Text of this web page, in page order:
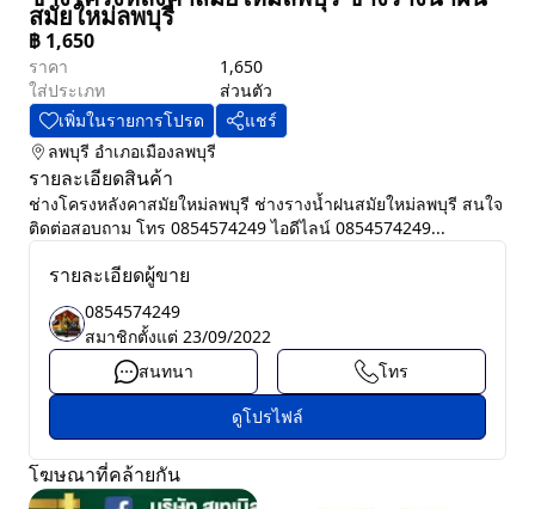
สมัยใหม่ลพบุรี
฿ 1,650
ราคา
1,650
ใส่ประเภท
ส่วนตัว
เพิ่มในรายการโปรด
แชร์
ลพบุรี อำเภอเมืองลพบุรี
รายละเอียดสินค้า
ช่างโครงหลังคาสมัยใหม่ลพบุรี ช่างรางน้ำฝนสมัยใหม่ลพบุรี สนใจ
ติดต่อสอบถาม โทร 0854574249 ไอดีไลน์ 0854574249...
รายละเอียดผู้ขาย
0854574249
สมาชิกตั้งแต่ 23/09/2022
สนทนา
โทร
ดูโปรไฟล์
โฆษณาที่คล้ายกัน